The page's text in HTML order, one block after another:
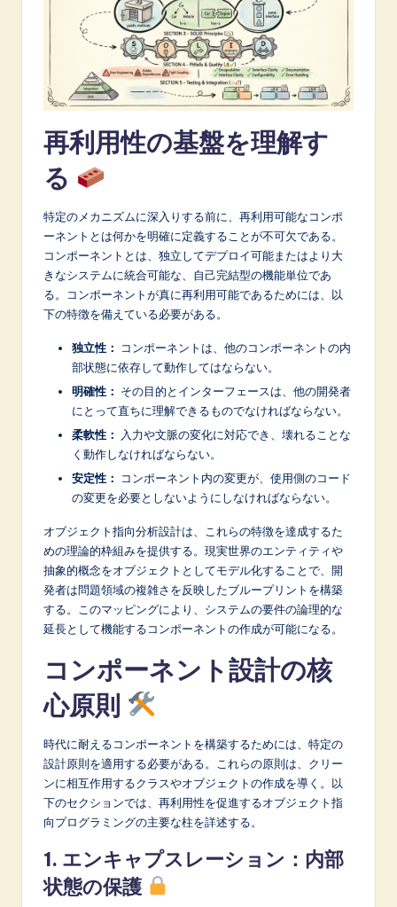
w
再利用性の基盤を理解す
る
特定のメカニズムに深入りする前に、再利用可能なコンポ
ーネントとは何かを明確に定義することが不可欠である。
コンポーネントとは、独立してデプロイ可能またはより大
きなシステムに統合可能な、自己完結型の機能単位であ
る。コンポーネントが真に再利用可能であるためには、以
下の特徴を備えている必要がある。
独立性：
コンポーネントは、他のコンポーネントの内
部状態に依存して動作してはならない。
明確性： その目的とインターフェースは、他の開発者
にとって直ちに理解できるものでなければならない。
柔軟性：
入力や文脈の変化に対応でき、壊れることな
く動作しなければならない。
安定性：
コンポーネント内の変更が、使用側のコード
の変更を必要としないようにしなければならない。
オブジェクト指向分析設計は、これらの特徴を達成するた
めの理論的枠組みを提供する。現実世界のエンティティや
抽象的概念をオブジェクトとしてモデル化することで、開
発者は問題領域の複雑さを反映したブループリントを構築
する。このマッピングにより、システムの要件の論理的な
延長として機能するコンポーネントの作成が可能になる。
コンポーネント設計の核
心原則
時代に耐えるコンポーネントを構築するためには、特定の
設計原則を適用する必要がある。これらの原則は、クリー
ンに相互作用するクラスやオブジェクトの作成を導く。以
下のセクションでは、再利用性を促進するオブジェクト指
向プログラミングの主要な柱を詳述する。
1. エンキャプスレーション：内部
状態の保護